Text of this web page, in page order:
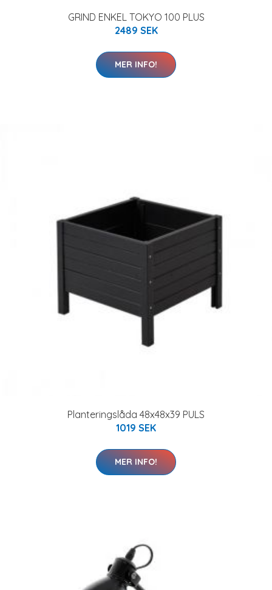
GRIND ENKEL TOKYO 100 PLUS
2489 SEK
MER INFO!
Planteringslåda 48x48x39 PULS
1019 SEK
MER INFO!